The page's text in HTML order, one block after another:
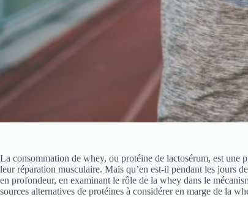
La consommation de whey, ou protéine de lactosérum, est une
leur réparation musculaire. Mais qu’en est-il pendant les jours
en profondeur, en examinant le rôle de la whey dans le
sources alternatives de protéines à considérer en marge de la